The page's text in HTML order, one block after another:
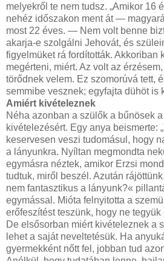
melyekről te nem tudsz. „Amikor 16
nehéz időszakon ment át —
most 22 éves. — Nem volt benne
akarja-e szolgálni Jehovát, és
figyelmüket rá fordították. Akkoriban
megérteni, miért. Az volt az
törődnek velem. Ez szomorúvá tett,
semmibe vesznek; egyfajta dühöt is
Amiért kivételeznek
Néha azonban a szülők a bűnösek
kivételezésért. Egy anya beismerte:
keservesen veszi tudomásul, hogy
a lányunkra. Nyíltan megmondta
egymásra néztek, amikor Erzsi
tudtuk, miről beszél. Azután
nem fantasztikus a lányunk?«
egymással. Mióta felnyitotta a
erőfeszítést teszünk, hogy ne tegyük
De elsősorban miért kivételeznek a
lehet a saját neveltetésük. Ha
gyermekként nőtt fel, jobban tud